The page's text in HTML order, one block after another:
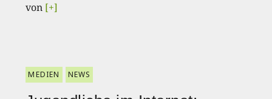
von [+]
MEDIEN NEWS